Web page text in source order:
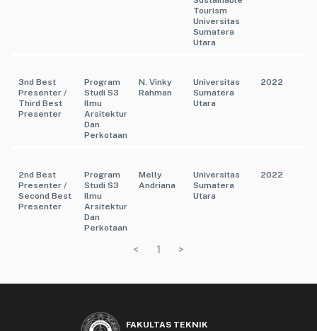
Tourism
Universitas
Sumatera
Utara
3nd Best
Presenter /
Third Best
Presenter
Program
Studi S3
Ilmu
Arsitektur
Dan
Perkotaan
N. Vinky
Rahman
Universitas
Sumatera
Utara
2022
2nd Best
Presenter /
Second Best
Presenter
Program
Studi S3
Ilmu
Arsitektur
Dan
Perkotaan
Melly
Andriana
Universitas
Sumatera
Utara
2022
< 1 >
FAKULTAS TEKNIK